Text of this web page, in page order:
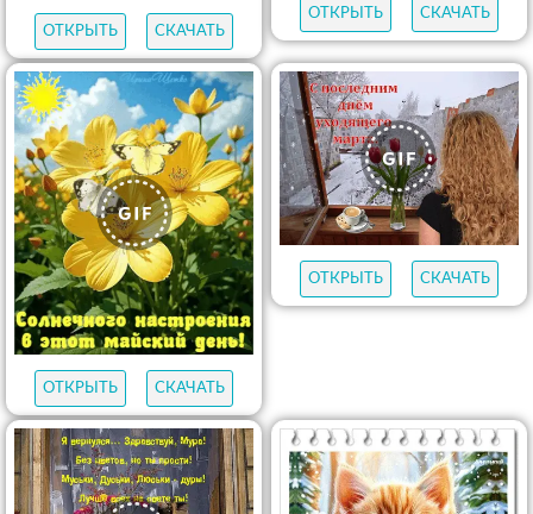
ОТКРЫТЬ СКАЧАТЬ
ОТКРЫТЬ СКАЧАТЬ
ОТКРЫТЬ СКАЧАТЬ
ОТКРЫТЬ СКАЧАТЬ